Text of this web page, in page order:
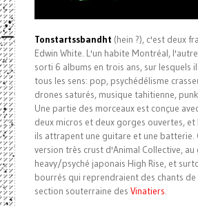
Tonstartssbandht (hein ?), c'est deux
Edwin White. L'un habite Montréal,
sorti 6 albums en trois ans, sur lesquels
tous les sens: pop, psychédélisme
drones saturés, musique tahitienne,
Une partie des morceaux est conçue
deux micros et deux gorges ouvertes,
ils attrapent une guitare et une batterie.
version très crust d'Animal Collective, au
heavy/psyché japonais High Rise, et
bourrés qui reprendraient des chants de
section souterraine des Vinatiers.